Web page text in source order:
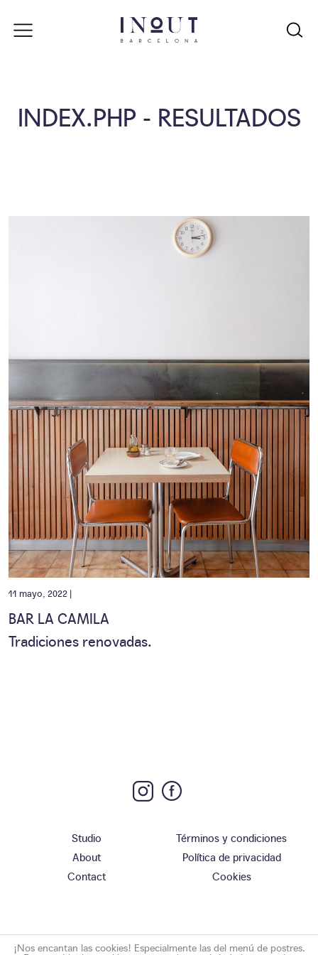
INDEX.PHP - RESULTADOS
11 mayo, 2022 |
BAR LA CAMILA
Tradiciones renovadas.
Studio
About
Contact
Términos y condiciones
Política de privacidad
Cookies
¡Nos encantan las cookies! Especialmente las del menú de postres.